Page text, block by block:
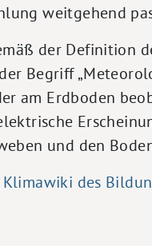
weitgehend
der Definition
Begriff
am Erdboden
und den
des